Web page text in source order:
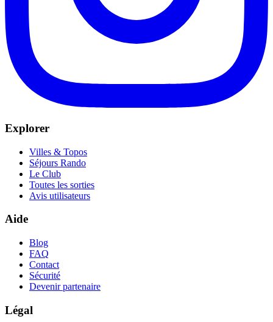
Explorer
Villes & Topos
Séjours Rando
Le Club
Toutes les sorties
Avis utilisateurs
Aide
Blog
FAQ
Contact
Sécurité
Devenir partenaire
Légal